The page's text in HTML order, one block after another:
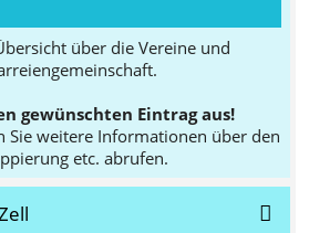
über die Vereine und
gewünschten Eintrag aus!
Sie weitere Informationen über den
etc. abrufen.